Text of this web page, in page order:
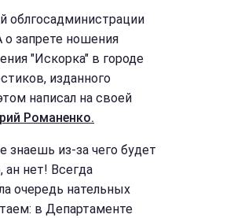
облгосадминистрации
запрете ношения
"Искорка" в городе
изданного
написал на своей
Романенко.
знаешь из-за чего будет
ан нет! Всегда
очередь нательных
в Департаменте